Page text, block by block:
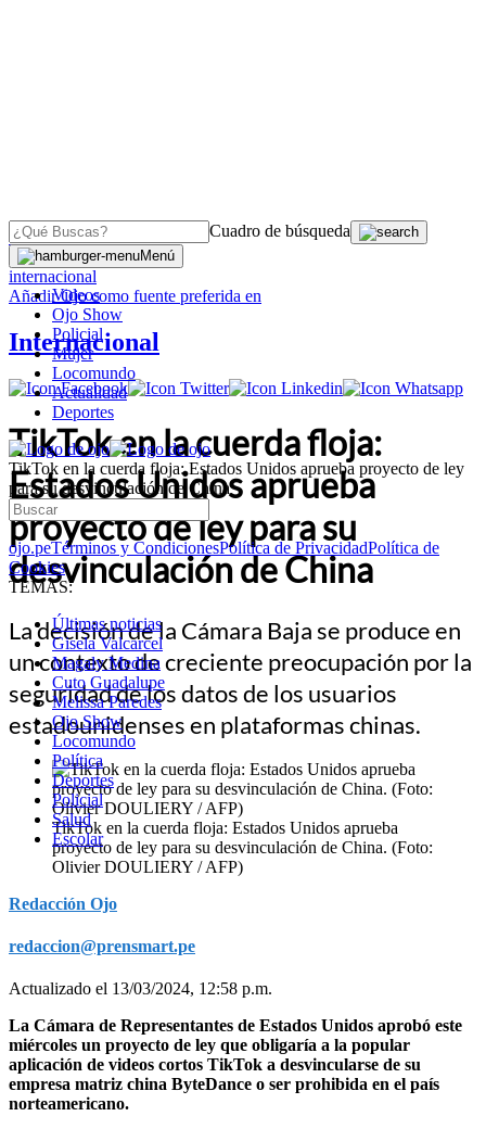
Cuadro de búsqueda
Menú
Videos
Ojo Show
Policial
Mujer
Locomundo
Actualidad
Deportes
TikTok en la cuerda floja: Estados Unidos aprueba proyecto de ley
para su desvinculación de China
ojo.peTérminos y CondicionesPolítica de PrivacidadPolítica de
Cookies
TEMAS:
Últimas noticias
Gisela Valcarcel
Magaly Medina
Cuto Guadalupe
Melissa Paredes
Ojo Show
Locomundo
Política
Deportes
Policial
Salud
Escolar
OJO
internacional
AñadirOjocomo fuente preferida en
Internacional
TikTok en la cuerda floja:
Estados Unidos aprueba
proyecto de ley para su
desvinculación de China
La decisión de la Cámara Baja se produce en
un contexto de creciente preocupación por la
seguridad de los datos de los usuarios
estadounidenses en plataformas chinas.
TikTok en la cuerda floja: Estados Unidos aprueba
proyecto de ley para su desvinculación de China. (Foto:
Olivier DOULIERY / AFP)
Redacción Ojo
redaccion@prensmart.pe
Actualizado el 13/03/2024, 12:58 p.m.
La Cámara de Representantes de Estados Unidos aprobó este
miércoles un proyecto de ley que obligaría a la popular
aplicación de videos cortos TikTok a desvincularse de su
empresa matriz china ByteDance o ser prohibida en el país
norteamericano.